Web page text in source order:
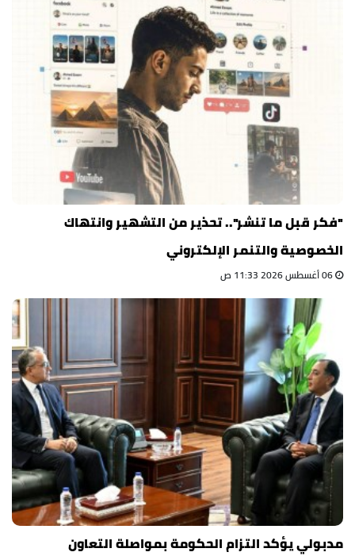
"فكر قبل ما تنشر".. تحذير من التشهير وانتهاك
الخصوصية والتنمر الإلكتروني
مدبولي يؤكد التزام الحكومة بمواصلة التعاون